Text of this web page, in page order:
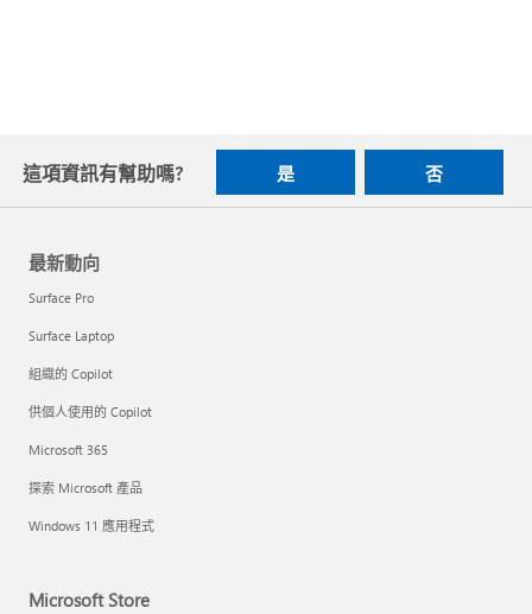
這項資訊有幫助嗎? 是 否
最新動向
Surface Pro
Surface Laptop
組織的 Copilot
供個人使用的 Copilot
Microsoft 365
探索 Microsoft 產品
Windows 11 應用程式
Microsoft Store